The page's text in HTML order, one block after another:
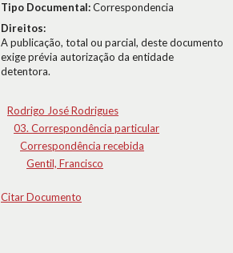
Tipo Documental:Correspondencia
Direitos:
A publicação, total ou parcial, deste documento
exige prévia autorização da entidade
detentora.
Rodrigo José Rodrigues
03. Correspondência particular
Correspondência recebida
Gentil, Francisco
Citar Documento